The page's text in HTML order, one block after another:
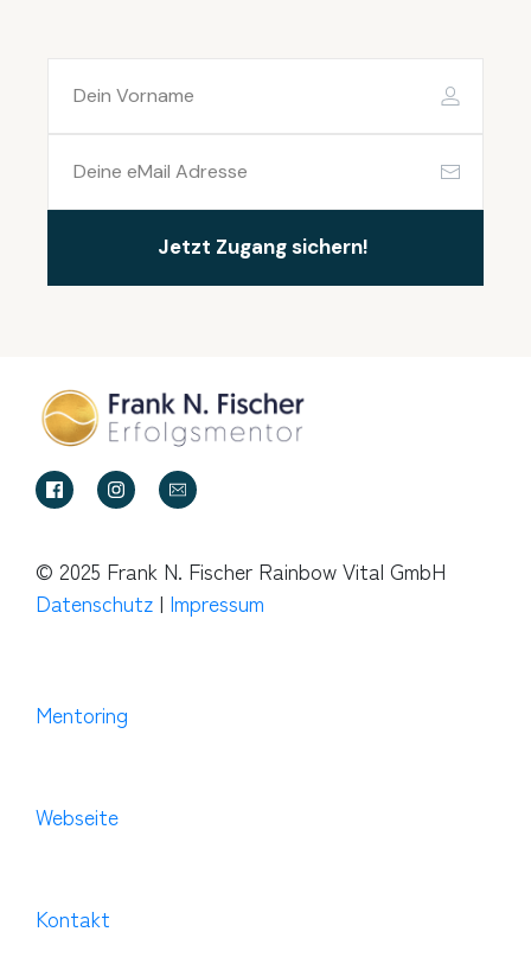
Jetzt Zugang sichern!
© 2025 Frank N. Fischer Rainbow Vital GmbH
Datenschutz | Impressum
Mentoring
Webseite
Kontakt